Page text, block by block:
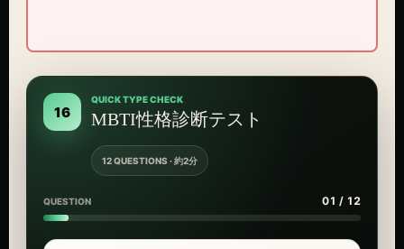
16
QUICK TYPE CHECK
MBTI性格診断テスト
12 QUESTIONS · 約2分
QUESTION 01 / 12